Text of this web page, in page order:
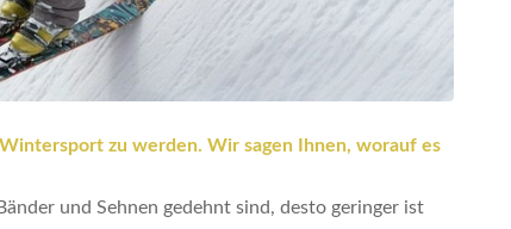
zu werden. Wir sagen Ihnen, worauf es
und Sehnen gedehnt sind, desto geringer ist